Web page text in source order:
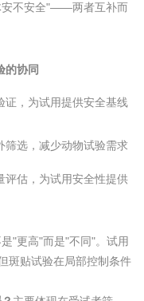
安不安全"——两者互补而
的协同
证，为试用提供安全基线
筛选，减少动物试验需求
评估，为试用安全性提供
"更高"而是"不同"。试用
斑贴试验在局部控制条件
消泡剂检测